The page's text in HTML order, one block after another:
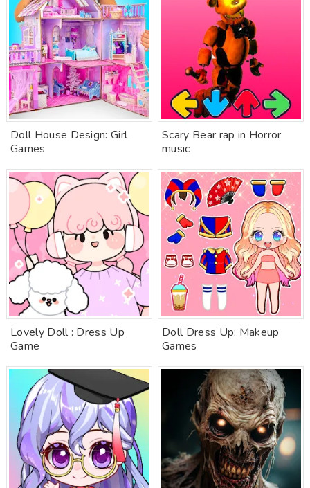
Doll House Design: Girl
Games
Scary Bear rap in Horror
music
Lovely Doll : Dress Up
Game
Doll Dress Up: Makeup
Games